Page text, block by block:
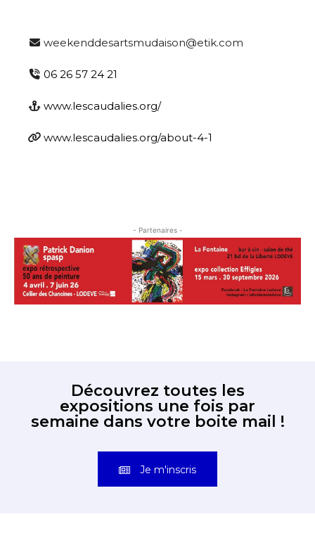
weekenddesartsmudaison@etik.com
06 26 57 24 21
www.lescaudalies.org/
www.lescaudalies.org/about-4-1
- Partenaires -
Découvrez toutes les
expositions une fois par
semaine dans votre boite mail !
Je m'inscris